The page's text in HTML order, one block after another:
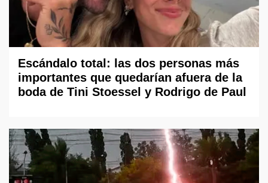
Escándalo total: las dos personas más
importantes que quedarían afuera de la
boda de Tini Stoessel y Rodrigo de Paul